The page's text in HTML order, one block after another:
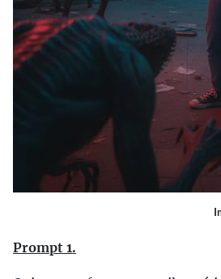
Prompt 1.